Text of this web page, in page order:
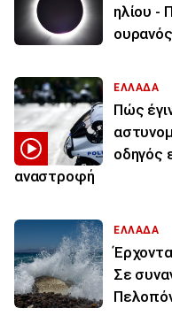
ηλίου -
ΕΛΛΑΔΑ
Πώς
οδηγός
αναστροφή
ΕΛΛΑΔΑ
Σε